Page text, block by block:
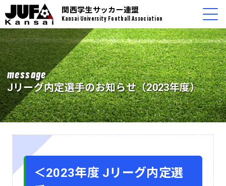
関西学生サッカー連盟
Kansai University Football Association
message
Jリーグ内定選手のお知らせ（2023年度）
＜2023年度 Jリーグ内定選